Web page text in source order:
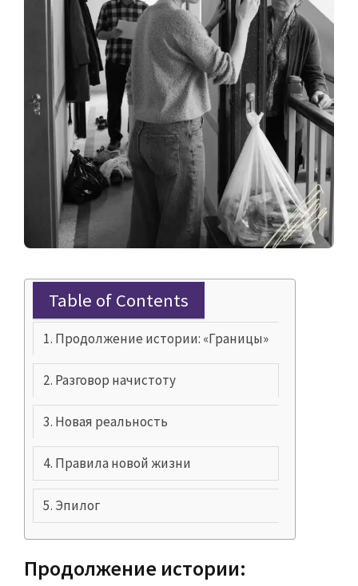
Table of Contents
Продолжение истории: «Границы»
Разговор начистоту
Новая реальность
Правила новой жизни
Эпилог
Продолжение истории: